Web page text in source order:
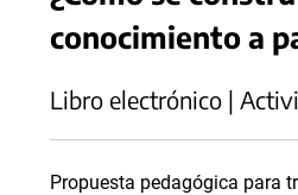
conocimiento a
Libro electrónico |
Propuesta pedagógica para